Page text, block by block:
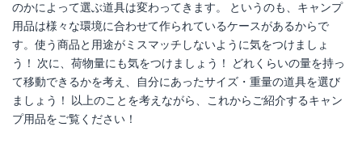
パワーハウス（Ｒ）LP ツーバーナーストーブ Ⅱ
楽天で詳細を見る
DG-0207
楽天で詳細を見る
のかによって選ぶ道具は変わってきます。 というのも、キャンプ
用品は様々な環境に合わせて作られているケースがあるからで
す。使う商品と用途がミスマッチしないように気をつけましょ
う！ 次に、荷物量にも気をつけましょう！ どれくらいの量を持っ
て移動できるかを考え、自分にあったサイズ・重量の道具を選び
ましょう！ 以上のことを考えながら、これからご紹介するキャン
プ用品をご覧ください！